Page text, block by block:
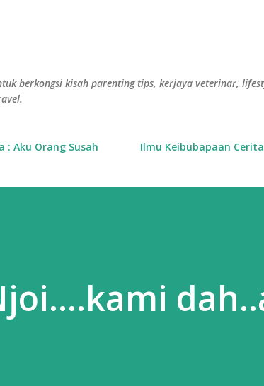
berkongsi kisah parenting tips, kerjaya veterinar,
: Aku Orang Susah
Ilmu Keibubapaan